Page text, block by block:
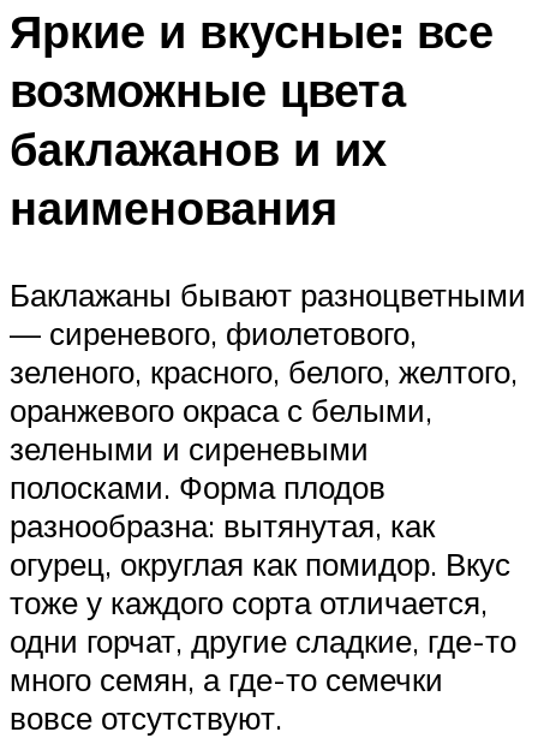
Яркие и вкусные: все
возможные цвета
баклажанов и их
наименования
Баклажаны бывают разноцветными
— сиреневого, фиолетового,
зеленого, красного, белого, желтого,
оранжевого окраса с белыми,
зелеными и сиреневыми
полосками. Форма плодов
разнообразна: вытянутая, как
огурец, округлая как помидор. Вкус
тоже у каждого сорта отличается,
одни горчат, другие сладкие, где-то
много семян, а где-то семечки
вовсе отсутствуют.